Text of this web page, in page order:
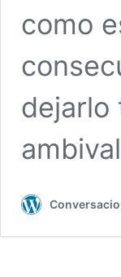
como
dejarlo